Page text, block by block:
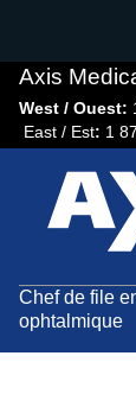
navigation
Axis
West / Ouest:
East / Est: 1
Chef de file
ophtalmique